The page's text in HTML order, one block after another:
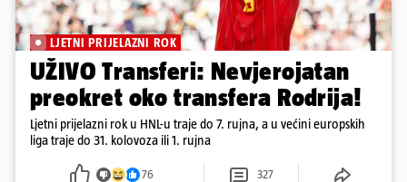
LJETNI PRIJELAZNI ROK
UŽIVO Transferi: Nevjerojatan
preokret oko transfera Rodrija!
Ljetni prijelazni rok u HNL-u traje do 7. rujna, a u većini europskih
liga traje do 31. kolovoza ili 1. rujna
76 327